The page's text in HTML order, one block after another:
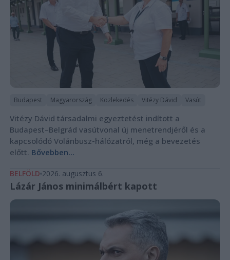
Budapest Magyarország Közlekedés Vitézy Dávid Vasút
Vitézy Dávid társadalmi egyeztetést indított a
Budapest–Belgrád vasútvonal új menetrendjéről és a
kapcsolódó Volánbusz-hálózatról, még a bevezetés
előtt. Bővebben...
BELFÖLD 2026. augusztus 6.
Lázár János minimálbért kapott